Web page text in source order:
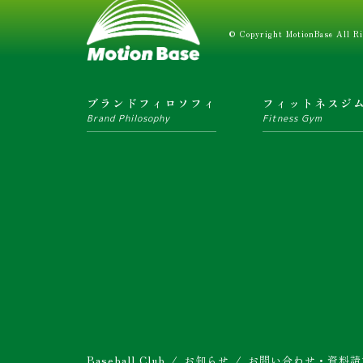
© Copyright MotionBase All
ブランドフィロソフィ
Brand Philosophy
フィットネスジ
Fitness Gym